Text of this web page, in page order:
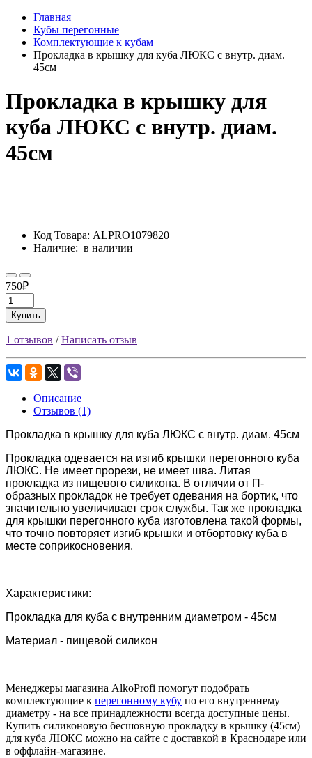
Главная
Кубы перегонные
Комплектующие к кубам
Прокладка в крышку для куба ЛЮКС с внутр. диам.
45см
Прокладка в крышку для
куба ЛЮКС с внутр. диам.
45см
Код Товара: ALPRO1079820
Наличие: в наличии
750₽
Купить
1 отзывов /Написать отзыв
Описание
Отзывов (1)
Прокладка в крышку для куба ЛЮКС с внутр. диам. 45см
Прокладка одевается на изгиб крышки перегонного куба
ЛЮКС. Не имеет прорези, не имеет шва. Литая
прокладка из пищевого силикона. В отличии от П-
образных прокладок не требует одевания на бортик, что
значительно увеличивает срок службы. Так же прокладка
для крышки перегонного куба изготовлена такой формы,
что точно повторяет изгиб крышки и отбортовку куба в
месте соприкосновения.
Характеристики:
Прокладка для куба с внутренним диаметром - 45см
Материал - пищевой силикон
Менеджеры магазина AlkoProfi помогут подобрать
комплектующие к перегонному кубу по его внутреннему
диаметру - на все принадлежности всегда доступные цены.
Купить силиконовую бесшовную прокладку в крышку (45см)
для куба ЛЮКС можно на сайте с доставкой в Краснодаре или
в оффлайн-магазине.